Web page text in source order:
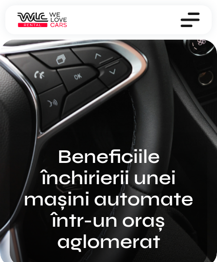
Beneficiile
închirierii unei
mașini automate
într-un oraș
aglomerat